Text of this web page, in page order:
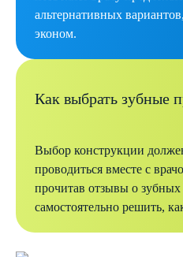
альтернативных
эконом.
Как выбрать зубные
Выбор конструкции
проводиться вместе с
прочитав отзывы о зубных
самостоятельно решить,